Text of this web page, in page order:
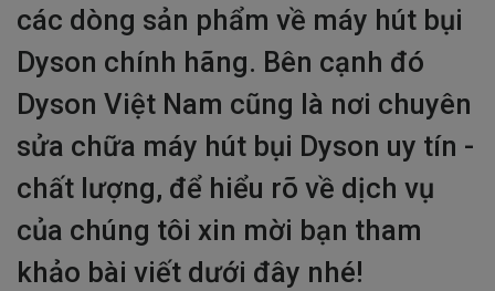
các dòng sản phẩm về máy hút bụi
Dyson chính hãng. Bên cạnh đó
Dyson Việt Nam cũng là nơi chuyên
sửa chữa máy hút bụi Dyson uy tín -
chất lượng, để hiểu rõ về dịch vụ
của chúng tôi xin mời bạn tham
khảo bài viết dưới đây nhé!